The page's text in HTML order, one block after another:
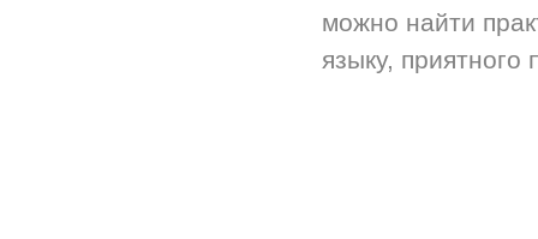
можно найти
языку,